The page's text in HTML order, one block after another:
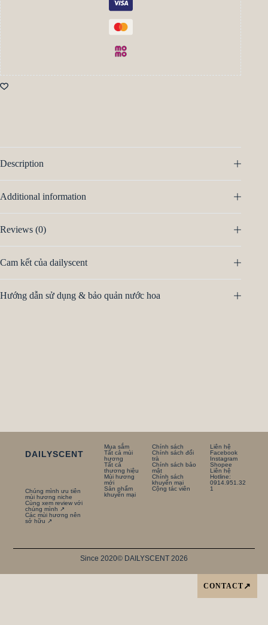
Description
Additional information
Reviews (0)
Cam kết của dailyscent
Hướng dẫn sử dụng & bảo quản nước hoa
DAILYSCENT
Chúng mình ưu tiên
mùi hương niche
Cùng xem review với
chúng mình ↗
Các mùi hương nên
sở hữu ↗
Mua sắm
Tất cả mùi
hương
Tất cả
thương hiệu
Mùi hương
mới
Sản phẩm
khuyến mại
Chính sách
Chính sách đổi
trà
Chính sách bảo
mật
Chính sách
khuyến mại
Cộng tác viên
Liên hệ
Facebook
Instagram
Shopee
Liên hệ
Hotline:
0914.951.32
1
Since 2020© DAILYSCENT 2026
CONTACT ↗